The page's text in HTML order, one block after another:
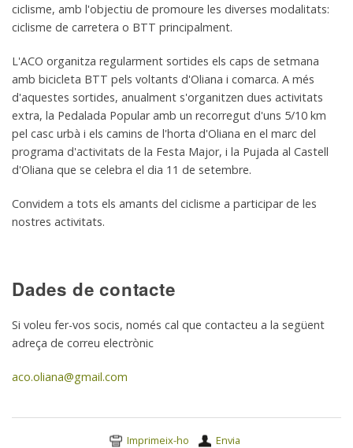
ciclisme, amb l'objectiu de promoure les diverses modalitats:
ciclisme de carretera o BTT principalment.
L'ACO organitza regularment sortides els caps de setmana
amb bicicleta BTT pels voltants d'Oliana i comarca. A més
d'aquestes sortides, anualment s'organitzen dues activitats
extra, la Pedalada Popular amb un recorregut d'uns 5/10 km
pel casc urbà i els camins de l'horta d'Oliana en el marc del
programa d'activitats de la Festa Major, i la Pujada al Castell
d'Oliana que se celebra el dia 11 de setembre.
Convidem a tots els amants del ciclisme a participar de les
nostres activitats.
Dades de contacte
Si voleu fer-vos socis, només cal que contacteu a la següent
adreça de correu electrònic
aco.oliana@gmail.com
Imprimeix-ho Envia